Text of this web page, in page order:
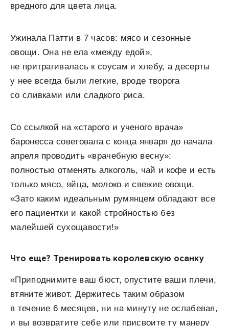
вредного для цвета лица.
Ужинала Патти в 7 часов: мясо и сезонные
овощи. Она не ела «между едой»,
не притрагивалась к соусам и хлебу, а десерты
у нее всегда были легкие, вроде творога
со сливками или сладкого риса.
Со ссылкой на «старого и ученого врача»
баронесса советовала с конца января до начала
апреля проводить «врачебную весну»:
полностью отменять алкоголь, чай и кофе и есть
только мясо, яйца, молоко и свежие овощи.
«Зато каким идеальным румянцем обладают все
его пациентки и какой стройностью без
малейшей сухощавости!»
Что еще? Тренировать королевскую осанку
«Приподнимите ваш бюст, опустите ваши плечи,
втяните живот. Держитесь таким образом
в течение 6 месяцев, ни на минуту не ослабевая,
и вы возвратите себе или присвоите ту манеру